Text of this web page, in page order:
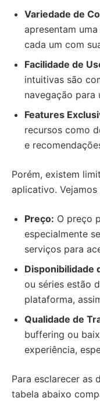
Variedade de
apresentam
cada um com
Facilidade de
intuitivas são
navegação para
Features
recursos como
e
Porém, existem
aplicativo.
Preço: O preço
especialmente
serviços para
Disponibilidade
ou séries estão
plataforma,
Qualidade de
buffering ou
experiência,
Para esclarecer as
tabela abaixo